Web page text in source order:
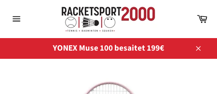
zum
Seitennavigation
YONEX Muse 100 besaitet 199€